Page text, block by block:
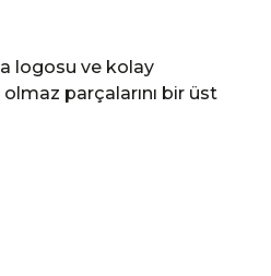
logosu ve kolay
parçalarını bir üst